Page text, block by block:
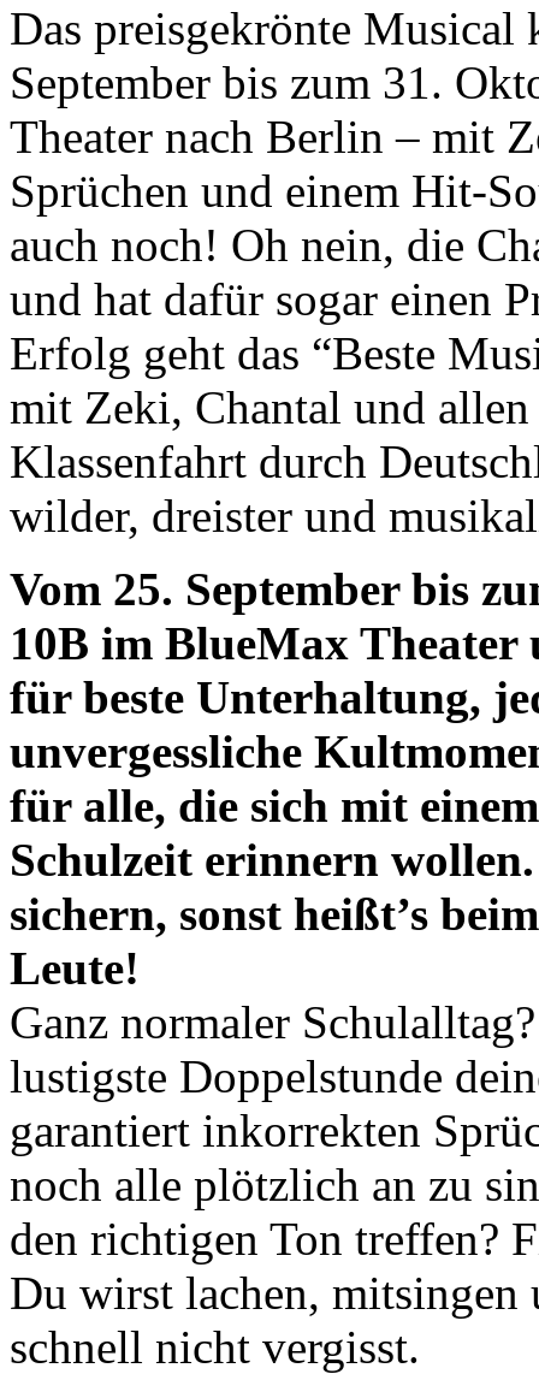
Das preisgekrönte
September bis zum 31.
Theater nach Berlin – mit
Sprüchen und einem Hit-
auch noch! Oh nein, die
und hat dafür sogar einen
Erfolg geht das “Beste
mit Zeki, Chantal und
Klassenfahrt durch
wilder, dreister und
Vom 25. September bis
10B im BlueMax
für beste Unterhaltung,
unvergessliche
für alle, die sich mit
Schulzeit erinnern
sichern, sonst heißt’s
Leute!
Ganz normaler
lustigste Doppelstunde
garantiert inkorrekten
noch alle plötzlich an zu
den richtigen Ton treffen?
Du wirst lachen, mitsingen
schnell nicht vergisst.